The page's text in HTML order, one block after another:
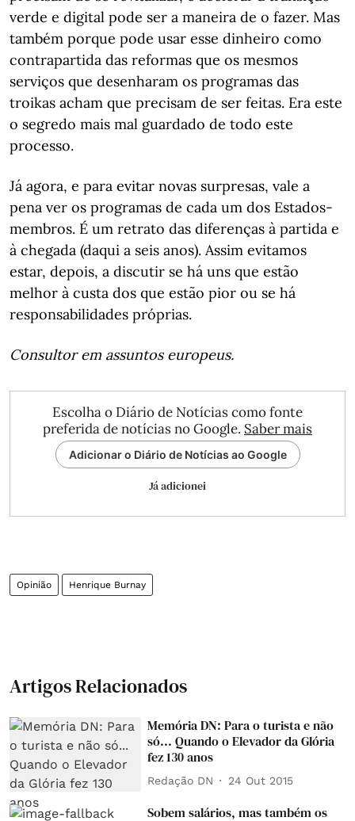
verde e digital pode ser a maneira de o fazer. Mas
também porque pode usar esse dinheiro como
contrapartida das reformas que os mesmos
serviços que desenharam os programas das
troikas acham que precisam de ser feitas. Era este
o segredo mais mal guardado de todo este
processo.
Já agora, e para evitar novas surpresas, vale a
pena ver os programas de cada um dos Estados-
membros. É um retrato das diferenças à partida e
à chegada (daqui a seis anos). Assim evitamos
estar, depois, a discutir se há uns que estão
melhor à custa dos que estão pior ou se há
responsabilidades próprias.
Consultor em assuntos europeus.
Escolha o Diário de Notícias como fonte
preferida de notícias no Google. Saber mais
Adicionar o Diário de Notícias ao Google
Já adicionei
Opinião Henrique Burnay
Artigos Relacionados
Memória DN: Para o turista e não
só... Quando o Elevador da Glória
fez 130 anos
Redação DN 24 Out 2015
Sobem salários, mas também os